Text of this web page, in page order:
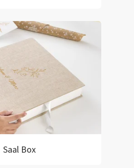
Saal Box